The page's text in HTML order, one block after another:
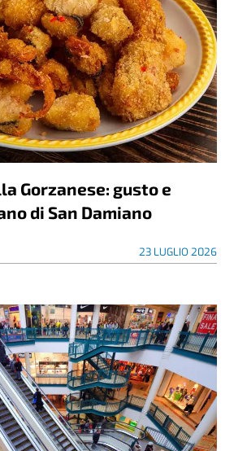
Gorzanese: gusto e
di San Damiano
23 LUGLIO 2026